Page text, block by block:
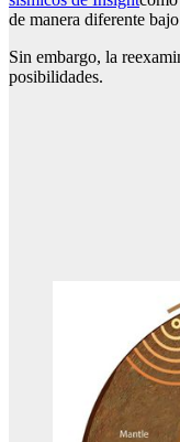
de manera diferente
Sin embargo, la
posibilidades.